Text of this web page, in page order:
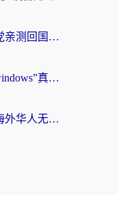
云极和GOGO哪个好？海外党亲测回国加速器选择指南（附iOS免费&Windows VPN实用技巧）
海外党别踩坑！“vpn破解版windows”真的能用？教你选对回国加速器无缝刷国内资源
北美看剧神器怎么选？2026海外华人无缝访问国内资源全攻略